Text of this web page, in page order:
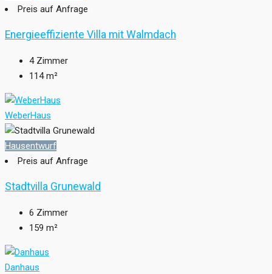
Preis auf Anfrage
Energieeffiziente Villa mit Walmdach
4 Zimmer
114 m²
WeberHaus
Hausentwurf
Preis auf Anfrage
Stadtvilla Grunewald
6 Zimmer
159 m²
Danhaus